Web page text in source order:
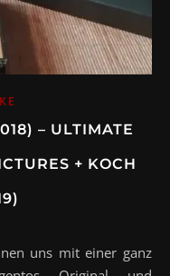
– ULTIMATE
+ KOCH